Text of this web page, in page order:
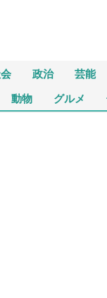
政治 芸能
動物 グルメ